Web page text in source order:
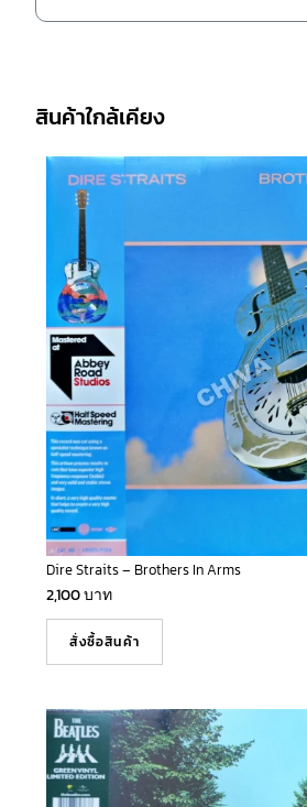
สินค้าใกล้เคียง
Dire Straits – Brothers In Arms
2,100บาท
สั่งซื้อสินค้า